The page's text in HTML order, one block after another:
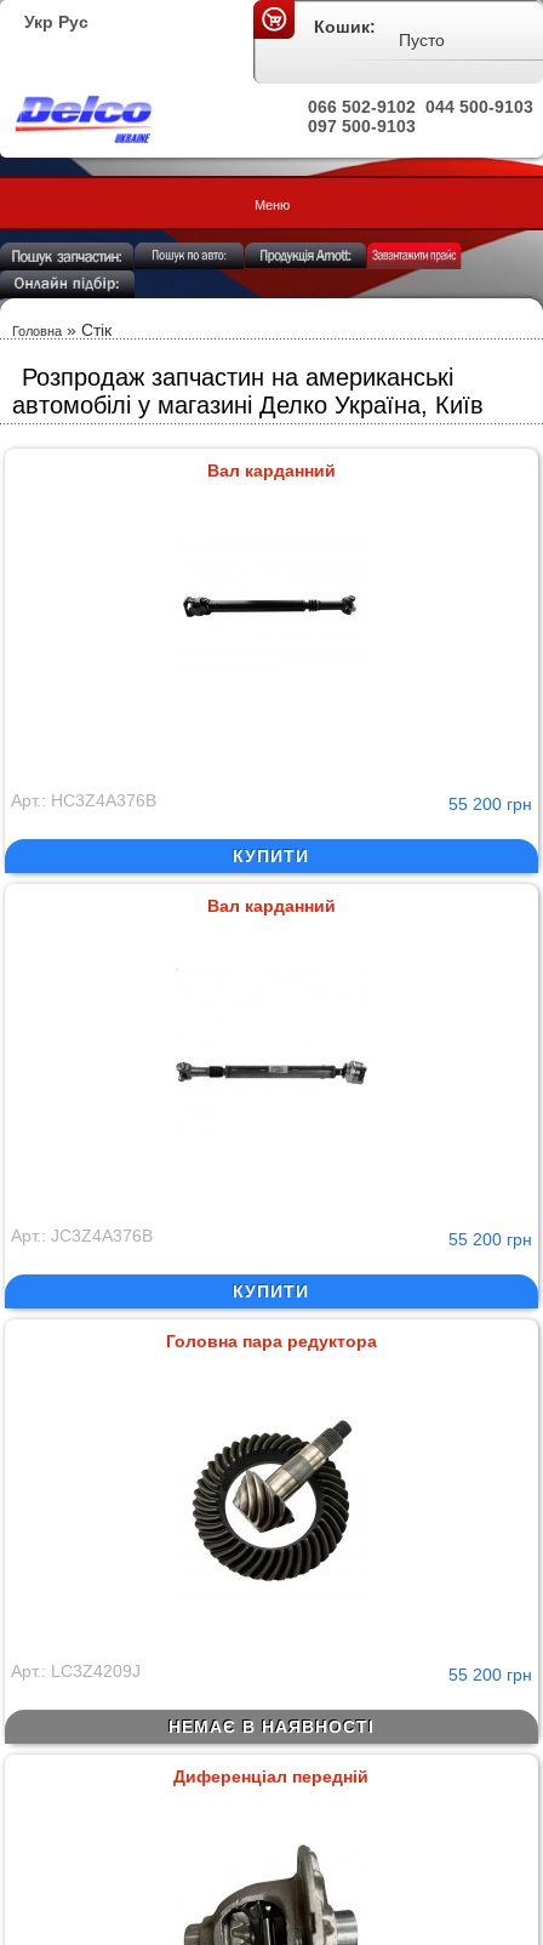
Укр Рус
044 500-9103
066 502-9102
097 500-9103
Кошик:
Пусто
Меню
Головна » Стік
Розпродаж запчастин на американські
автомобілі у магазині Делко Україна, Київ
Вал карданний
Арт.: HC3Z4A376B 55 200 грн
КУПИТИ
Вал карданний
Арт.: JC3Z4A376B 55 200 грн
КУПИТИ
Головна пара редуктора
Арт.: LC3Z4209J 55 200 грн
НЕМАЄ В НАЯВНОСТІ
Диференціал передній